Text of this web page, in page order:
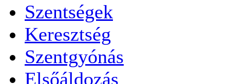
Szentségek
Keresztség
Szentgyónás
Elsőáldozás